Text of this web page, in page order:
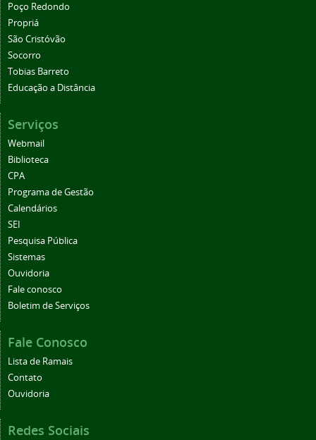
Poço Redondo
Propriá
São Cristóvão
Socorro
Tobias Barreto
Educação a Distância
Serviços
Webmail
Biblioteca
CPA
Programa de Gestão
Calendários
SEI
Pesquisa Pública
Sistemas
Ouvidoria
Fale conosco
Boletim de Serviços
Fale Conosco
Lista de Ramais
Contato
Ouvidoria
Redes Sociais